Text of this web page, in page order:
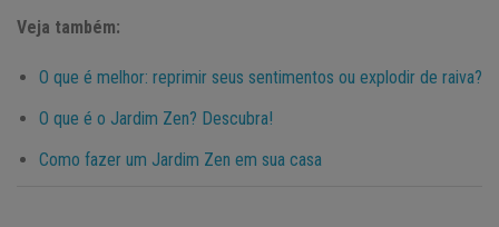
Veja também:
O que é melhor: reprimir seus sentimentos ou explodir de raiva?
O que é o Jardim Zen? Descubra!
Como fazer um Jardim Zen em sua casa